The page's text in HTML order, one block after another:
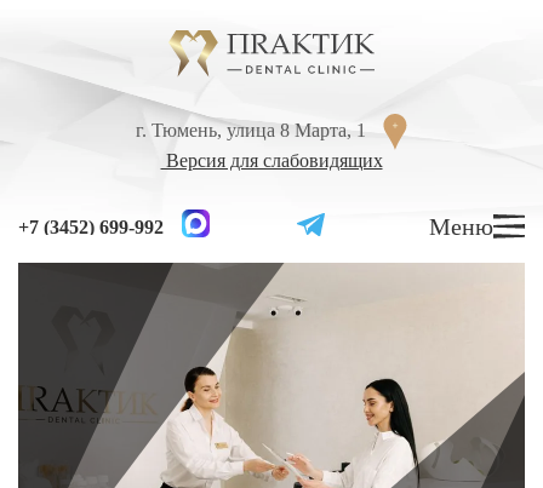
г. Тюмень, улица 8 Марта, 1
Версия для слабовидящих
+7 (3452) 699-992 Меню
г. Тюмень, улица 8 Марта, 1
Версия для слабовидящих
+7 (3452) 699-992 Меню
ЛЕЧЕНИЕ ЗУБОВ
Лечение кариеса